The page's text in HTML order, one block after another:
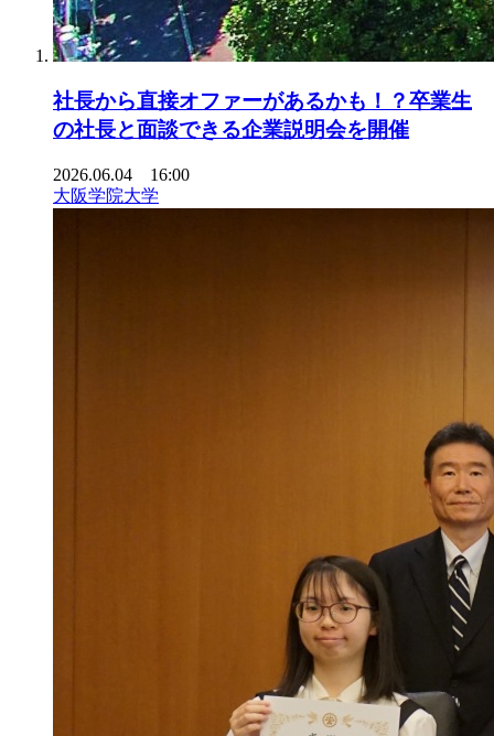
社長から直接オファーがあるかも！？卒業生
の社長と面談できる企業説明会を開催
2026.06.04 16:00
大阪学院大学